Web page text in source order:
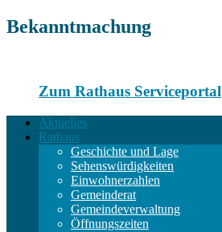
Bekanntmachung
Zum Rathaus Serviceportal
Aktuelles
Rathaus
Geschichte und Lage
Sehenswürdigkeiten
Einwohnerzahlen
Gemeinderat
Gemeindeverwaltung
Öffnungszeiten